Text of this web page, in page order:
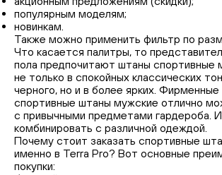
популярным моделям;
новинкам.
Также можно применить фильтр по
Что касается палитры, то
пола предпочитают штаны спортивные
не только в спокойных классических
черного, но и в более ярких.
спортивные штаны мужские отлично
с привычными предметами гардероба.
комбинировать с различной одеждой.
Почему стоит заказать спортивные
именно в Terra Pro? Вот основные
покупки: